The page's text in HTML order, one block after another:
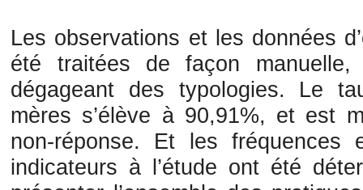
Les observations et les données
été traitées de façon
dégageant des typologies. Le
mères s’élève à 90,91%, et est
non-réponse. Et les fréquences
indicateurs à l’étude ont été